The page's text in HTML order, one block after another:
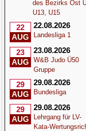
des Bezirks Ost
U13, U15
22
AUG
22.08.2026
Landesliga 1
23
AUG
23.08.2026
W&B Judo Ü50
Gruppe
29
AUG
29.08.2026
Bundesliga
29
AUG
29.08.2026
Lehrgang für LV-
Kata-